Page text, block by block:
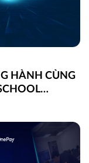
HÀNH CÙNG